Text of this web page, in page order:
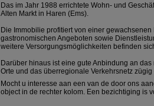
Das im Jahr 1988 errichtete Wohn- und
Alten Markt in Haren (Ems).
Die Immobilie profitiert von einer
gastronomischen Angeboten sowie
weitere Versorgungsmöglichkeiten befinden
Darüber hinaus ist eine gute Anbindung an
Orte und das überregionale Verkehrsnetz zügig
Mocht u interesse aan een van de door ons
object in de rechter kolom. Een bezichtiging is